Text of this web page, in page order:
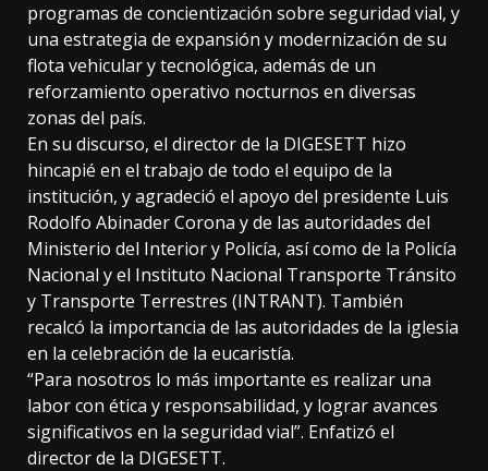
programas de concientización sobre seguridad vial, y
una estrategia de expansión y modernización de su
flota vehicular y tecnológica, además de un
reforzamiento operativo nocturnos en diversas
zonas del país.
En su discurso, el director de la DIGESETT hizo
hincapié en el trabajo de todo el equipo de la
institución, y agradeció el apoyo del presidente Luis
Rodolfo Abinader Corona y de las autoridades del
Ministerio del Interior y Policía, así como de la Policía
Nacional y el Instituto Nacional Transporte Tránsito
y Transporte Terrestres (INTRANT). También
recalcó la importancia de las autoridades de la iglesia
en la celebración de la eucaristía.
“Para nosotros lo más importante es realizar una
labor con ética y responsabilidad, y lograr avances
significativos en la seguridad vial”. Enfatizó el
director de la DIGESETT.